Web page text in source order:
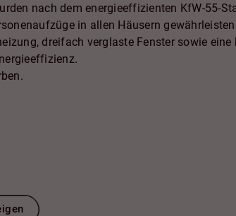
nach dem energieeffizienten KfW-55-
in allen Häusern
dreifach verglaste Fenster sowie